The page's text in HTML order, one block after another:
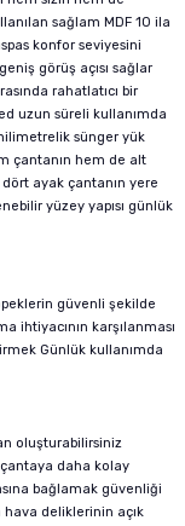
sağlam MDF 10 ila
konfor seviyesini
görüş açısı sağlar
rahatlatıcı bir
uzun süreli kullanımda
sünger yük
çantanın hem de alt
dört ayak çantanın yere
yüzey yapısı günlük
güvenli şekilde
ihtiyacının karşılanması
Günlük kullanımda
oluşturabilirsiniz
daha kolay
bağlamak güvenliği
hava deliklerinin açık